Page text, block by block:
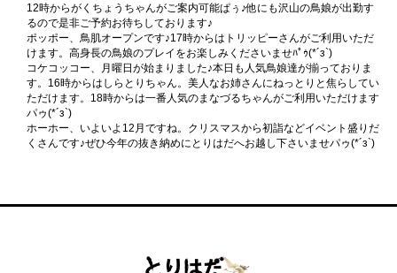
12時からがくちょうちゃんがご案内可能ぱぅ♪他にも沢山の鳥娘が出勤す
るので是非ご予約お待ちしております♪
ポッポー、鳥肌オープンです♪17時からはトリッピーさんがご利用いただ
けます。高身長の鳥娘のプレイをお楽しみくださいませﾊﾟｩ(*´з`)
コケコッコー、月曜日が始まりました♪本日も人気鳥娘達が揃っておりま
す。16時からはしらとりちゃん。美人なお姉さんにねっとりと焦らしてい
ただけます。18時からは一番人気のまなづるちゃんがご利用いただけます
パゥ(*´з`)
ホーホー、いよいよ12月ですね。クリスマスから初詣などイベント盛りだ
くさんです♪ぜひ今年の抜き納めにとりはだへお越し下さいませパゥ(*´з`)